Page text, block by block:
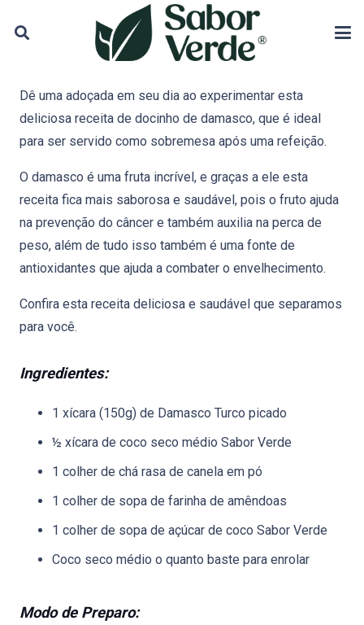
Dê uma adoçada em seu dia ao experimentar esta
deliciosa receita de docinho de damasco, que é ideal
para ser servido como sobremesa após uma refeição.
O damasco é uma fruta incrível, e graças a ele esta
receita fica mais saborosa e saudável, pois o fruto ajuda
na prevenção do câncer e também auxilia na perca de
peso, além de tudo isso também é uma fonte de
antioxidantes que ajuda a combater o envelhecimento.
Confira esta receita deliciosa e saudável que separamos
para você.
Ingredientes:
1 xícara (150g) de Damasco Turco picado
½ xícara de coco seco médio Sabor Verde
1 colher de chá rasa de canela em pó
1 colher de sopa de farinha de amêndoas
1 colher de sopa de açúcar de coco Sabor Verde
Coco seco médio o quanto baste para enrolar
Modo de Preparo: